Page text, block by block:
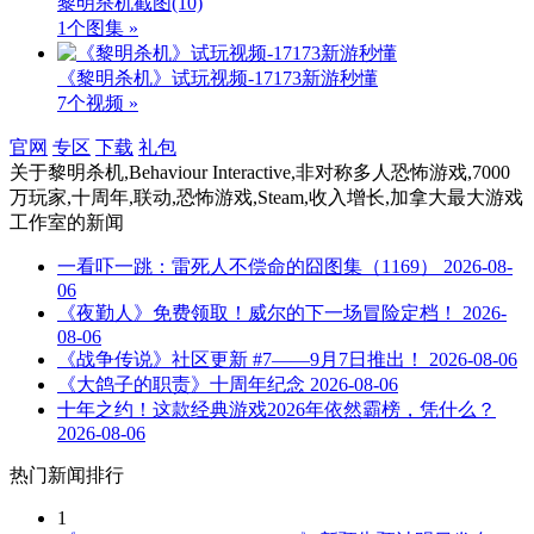
1个图集 »
《黎明杀机》试玩视频-17173新游秒懂
7个视频 »
官网 专区 下载 礼包
关于黎明杀机,Behaviour Interactive,非对称多人恐怖游戏,7000
万玩家,十周年,联动,恐怖游戏,Steam,收入增长,加拿大最大游戏
工作室的新闻
一看吓一跳：雷死人不偿命的囧图集（1169）
2026-08-
06
《夜勤人》免费领取！威尔的下一场冒险定档！
2026-
08-06
《战争传说》社区更新 #7——9月7日推出！
2026-08-06
《大鸽子的职责》十周年纪念 2026-08-06
十年之约！这款经典游戏2026年依然霸榜，凭什么？
2026-08-06
热门新闻排行
1